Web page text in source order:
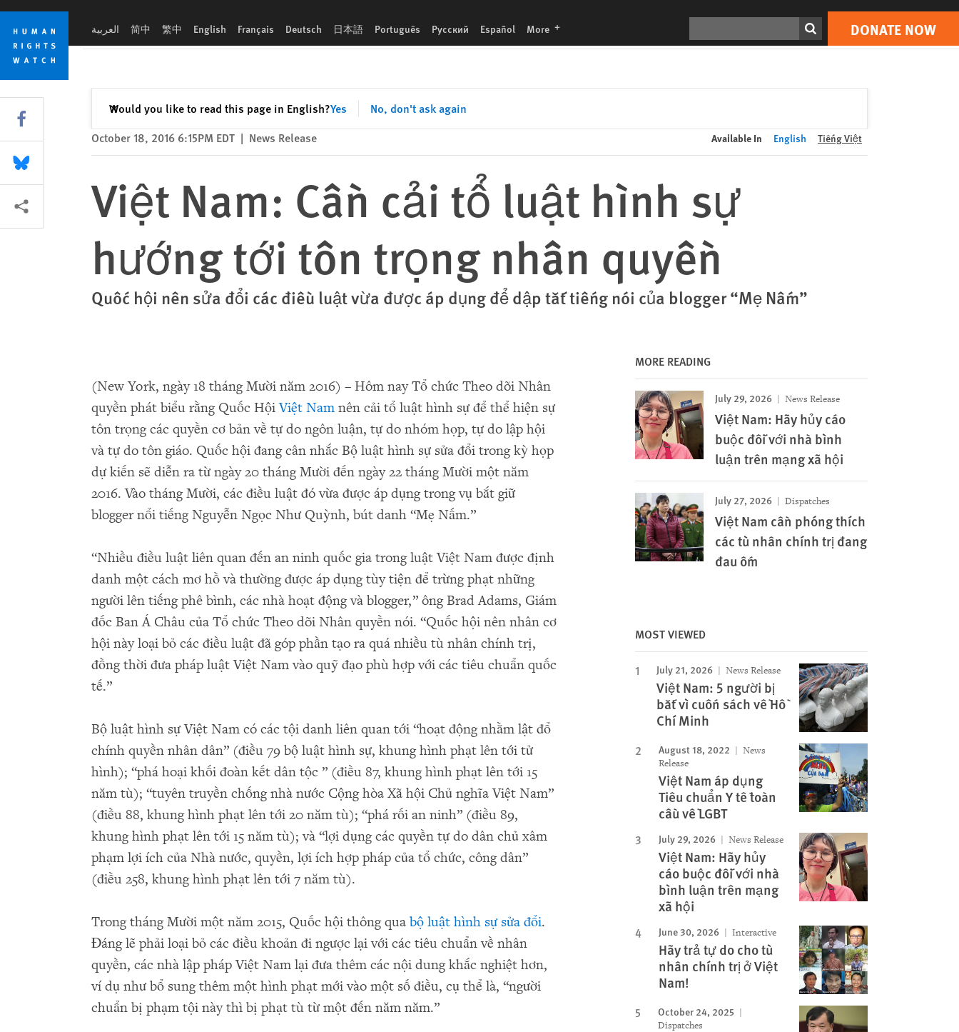
Skip
cookie
privacy
notice
Skip
main
content
العربية 简中 繁中 English Français Deutsch 日本語 Português Русский Español More languages DONATE NOW
Would you like to read this page in English?Yes No, don't ask again
✕Close
Print DONATE NOW
October 18, 2016 6:15PM EDT | News Release Available In English Tiếng Việt
Việt Nam: Cần cải tổ luật hình sự
hướng tới tôn trọng nhân quyền
Quốc hội nên sửa đổi các điều luật vừa được áp dụng để dập tắt tiếng nói của blogger “Mẹ Nấm”
(New York, ngày 18 tháng Mười năm 2016) – Hôm nay Tổ chức Theo dõi Nhân
quyền phát biểu rằng Quốc HộiViệt Nam nên cải tổ luật hình sự để thể hiện sự
tôn trọng các quyền cơ bản về tự do ngôn luận, tự do nhóm họp, tự do lập hội
và tự do tôn giáo. Quốc hội đang cân nhắc Bộ luật hình sự sửa đổi trong kỳ họp
dự kiến sẽ diễn ra từ ngày 20 tháng Mười đến ngày 22 tháng Mười một năm
2016. Vào tháng Mười, các điều luật đó vừa được áp dụng trong vụ bắt giữ
blogger nổi tiếng Nguyễn Ngọc Như Quỳnh, bút danh “Mẹ Nấm.”
“Nhiều điều luật liên quan đến an ninh quốc gia trong luật Việt Nam được định
danh một cách mơ hồ và thường được áp dụng tùy tiện để trừng phạt những
người lên tiếng phê bình, các nhà hoạt động và blogger,” ông Brad Adams, Giám
đốc Ban Á Châu của Tổ chức Theo dõi Nhân quyền nói. “Quốc hội nên nhân cơ
hội này loại bỏ các điều luật đã góp phần tạo ra quá nhiều tù nhân chính trị,
đồng thời đưa pháp luật Việt Nam vào quỹ đạo phù hợp với các tiêu chuẩn quốc
tế.”
Bộ luật hình sự Việt Nam có các tội danh liên quan tới “hoạt động nhằm lật đổ
chính quyền nhân dân” (điều 79 bộ luật hình sự, khung hình phạt lên tới tử
hình); “phá hoại khối đoàn kết dân tộc ” (điều 87, khung hình phạt lên tới 15
năm tù); “tuyên truyền chống nhà nước Cộng hòa Xã hội Chủ nghĩa Việt Nam”
(điều 88, khung hình phạt lên tới 20 năm tù); “phá rối an ninh” (điều 89,
khung hình phạt lên tới 15 năm tù); và “lợi dụng các quyền tự do dân chủ xâm
phạm lợi ích của Nhà nước, quyền, lợi ích hợp pháp của tổ chức, công dân”
(điều 258, khung hình phạt lên tới 7 năm tù).
Trong tháng Mười một năm 2015, Quốc hội thông qua bộ luật hình sự sửa đổi.
Đáng lẽ phải loại bỏ các điều khoản đi ngược lại với các tiêu chuẩn về nhân
quyền, các nhà lập pháp Việt Nam lại đưa thêm các nội dung khắc nghiệt hơn,
ví dụ như bổ sung thêm một hình phạt mới vào một số điều, cụ thể là, “người
chuẩn bị phạm tội này thì bị phạt tù từ một đến năm năm.”
MORE READING
July 29, 2026 News Release
Việt Nam: Hãy hủy cáo
buộc đối với nhà bình
luận trên mạng xã hội
July 27, 2026 Dispatches
Việt Nam cần phóng thích
các tù nhân chính trị đang
đau ốm
MOST VIEWED
July 21, 2026 News Release
Việt Nam: 5 người bị
bắt vì cuốn sách về Hồ
Chí Minh
August 18, 2022
News
Release
Việt Nam áp dụng
Tiêu chuẩn Y tế toàn
cầu về LGBT
July 29, 2026 News Release
Việt Nam: Hãy hủy
cáo buộc đối với nhà
bình luận trên mạng
xã hội
June 30, 2026 Interactive
Hãy trả tự do cho tù
nhân chính trị ở Việt
Nam!
October 24, 2025
Dispatches
Share this via Facebook
Share this via Bluesky
More sharing options